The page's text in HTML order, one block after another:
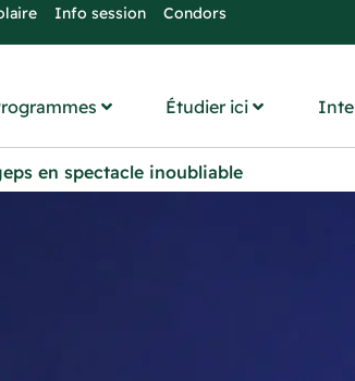
Info session Condors
Étudier ici
en spectacle inoubliable